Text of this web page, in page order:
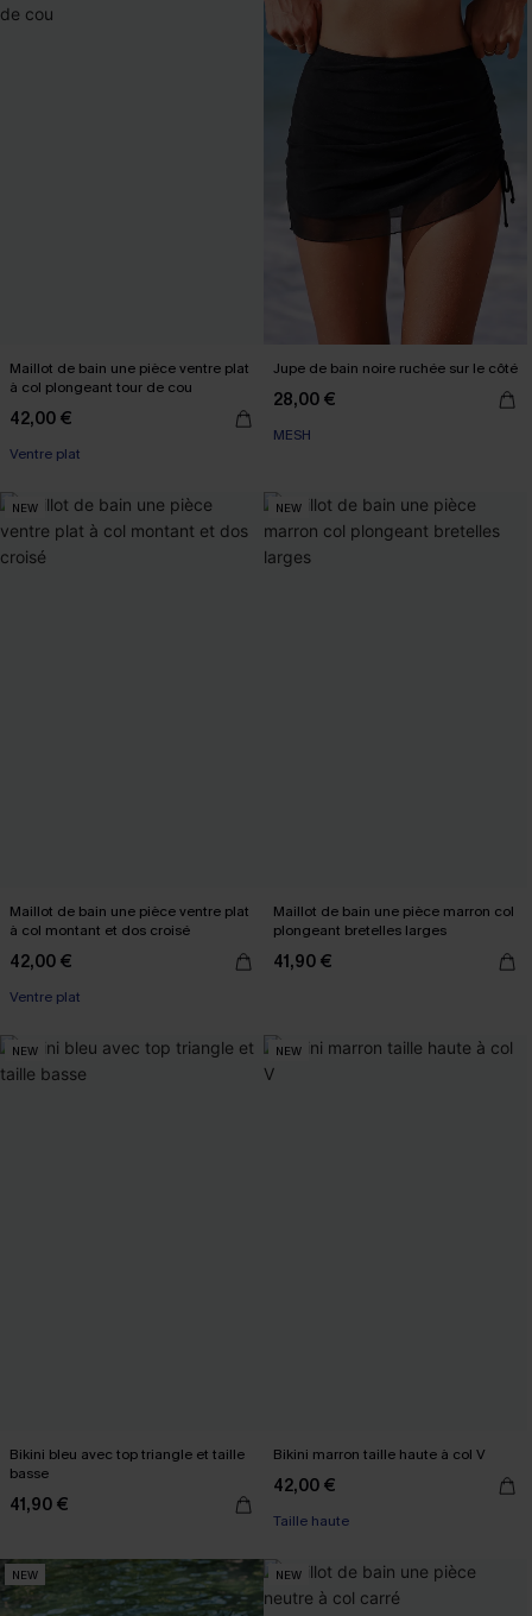
Maillot de bain une pièce ventre plat
à col plongeant tour de cou
42,00 €
Ventre plat
Jupe de bain noire ruchée sur le côté
28,00 €
MESH
NEW
Maillot de bain une pièce ventre plat
à col montant et dos croisé
42,00 €
Ventre plat
NEW
Maillot de bain une pièce marron col
plongeant bretelles larges
41,90 €
NEW
Bikini bleu avec top triangle et taille
basse
41,90 €
NEW
Bikini marron taille haute à col V
42,00 €
Taille haute
NEW NEW